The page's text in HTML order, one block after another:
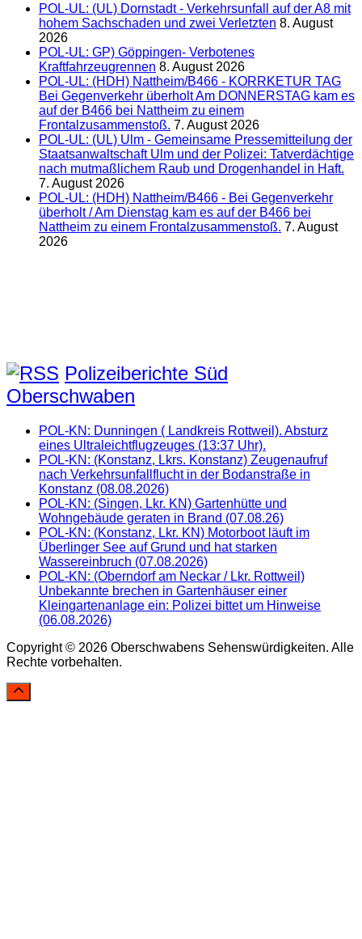
POL-UL: (UL) Dornstadt - Verkehrsunfall auf der A8 mit
hohem Sachschaden und zwei Verletzten 8. August
2026
POL-UL: GP) Göppingen- Verbotenes
Kraftfahrzeugrennen 8. August 2026
POL-UL: (HDH) Nattheim/B466 - KORRKETUR TAG
Bei Gegenverkehr überholt Am DONNERSTAG kam es
auf der B466 bei Nattheim zu einem
Frontalzusammenstoß. 7. August 2026
POL-UL: (UL) Ulm - Gemeinsame Pressemitteilung der
Staatsanwaltschaft Ulm und der Polizei: Tatverdächtige
nach mutmaßlichem Raub und Drogenhandel in Haft.
7. August 2026
POL-UL: (HDH) Nattheim/B466 - Bei Gegenverkehr
überholt / Am Dienstag kam es auf der B466 bei
Nattheim zu einem Frontalzusammenstoß. 7. August
2026
Polizeiberichte Süd
Oberschwaben
POL-KN: Dunningen ( Landkreis Rottweil). Absturz
eines Ultraleichtflugzeuges (13:37 Uhr).
POL-KN: (Konstanz, Lkrs. Konstanz) Zeugenaufruf
nach Verkehrsunfallflucht in der Bodanstraße in
Konstanz (08.08.2026)
POL-KN: (Singen, Lkr. KN) Gartenhütte und
Wohngebäude geraten in Brand (07.08.26)
POL-KN: (Konstanz, Lkr. KN) Motorboot läuft im
Überlinger See auf Grund und hat starken
Wassereinbruch (07.08.2026)
POL-KN: (Oberndorf am Neckar / Lkr. Rottweil)
Unbekannte brechen in Gartenhäuser einer
Kleingartenanlage ein: Polizei bittet um Hinweise
(06.08.2026)
Copyright © 2026 Oberschwabens Sehenswürdigkeiten. Alle
Rechte vorbehalten.